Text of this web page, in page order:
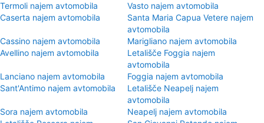
Termoli najem avtomobila
Vasto najem avtomobila
Caserta najem avtomobila
Santa Maria Capua Vetere najem
avtomobila
Cassino najem avtomobila
Marigliano najem avtomobila
Avellino najem avtomobila
Letališče Foggia najem
avtomobila
Lanciano najem avtomobila
Foggia najem avtomobila
Sant'Antimo najem avtomobila
Letališče Neapelj najem
avtomobila
Sora najem avtomobila
Neapelj najem avtomobila